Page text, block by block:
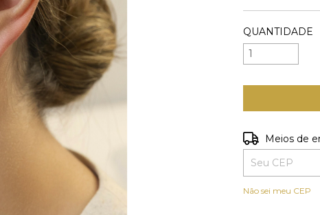
QUANTIDADE
Entregas para o
Meios de
Não sei meu CEP